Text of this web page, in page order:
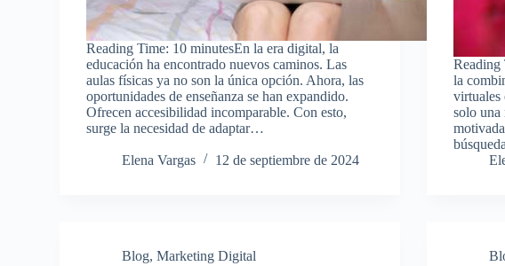
Reading Time: 10 minutesEn la era digital, la
educación ha encontrado nuevos caminos. Las
aulas físicas ya no son la única opción. Ahora, las
oportunidades de enseñanza se han expandido.
Ofrecen accesibilidad incomparable. Con esto,
surge la necesidad de adaptar…
Elena Vargas 12 de septiembre de 2024
Reading
la
virtuales
solo una
Blog,Marketing Digital